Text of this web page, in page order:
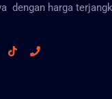
dengan harga